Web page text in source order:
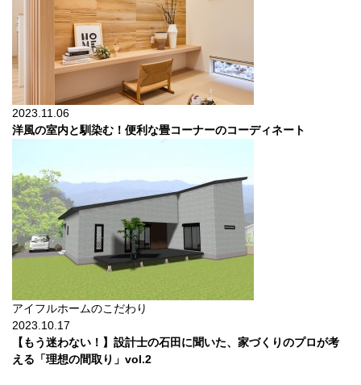
2023.11.06
洋風の室内と馴染む！便利な畳コーナーのコーディネート
アイフルホームのこだわり
2023.10.17
【もう迷わない！】設計士の石田に聞いた、家づくりのプロが考
える「理想の間取り」vol.2